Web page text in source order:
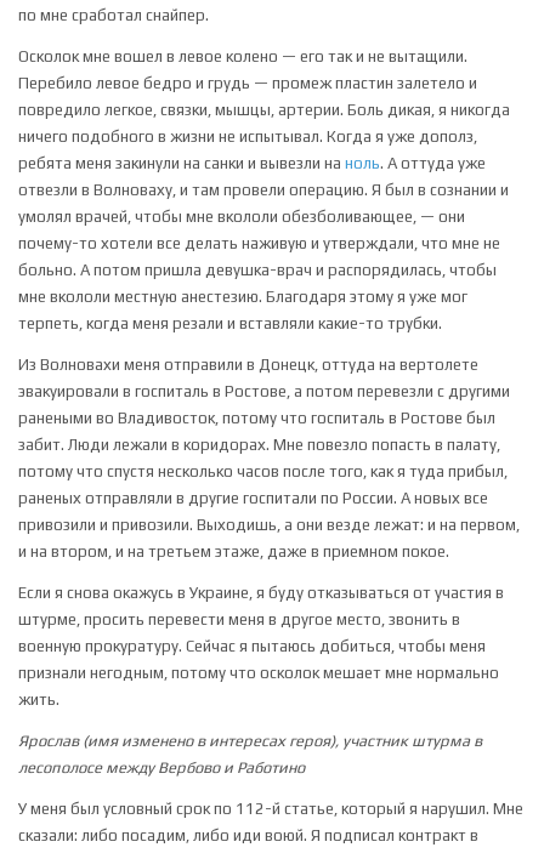
по мне сработал снайпер.
Осколок мне вошел в левое колено — его так и не вытащили.
Перебило левое бедро и грудь — промеж пластин залетело и
повредило легкое, связки, мышцы, артерии. Боль дикая, я никогда
ничего подобного в жизни не испытывал. Когда я уже дополз,
ребята меня закинули на санки и вывезли на ноль. А оттуда уже
отвезли в Волноваху, и там провели операцию. Я был в сознании и
умолял врачей, чтобы мне вкололи обезболивающее, — они
почему-то хотели все делать наживую и утверждали, что мне не
больно. А потом пришла девушка-врач и распорядилась, чтобы
мне вкололи местную анестезию. Благодаря этому я уже мог
терпеть, когда меня резали и вставляли какие-то трубки.
Из Волновахи меня отправили в Донецк, оттуда на вертолете
эвакуировали в госпиталь в Ростове, а потом перевезли с другими
ранеными во Владивосток, потому что госпиталь в Ростове был
забит. Люди лежали в коридорах. Мне повезло попасть в палату,
потому что спустя несколько часов после того, как я туда прибыл,
раненых отправляли в другие госпитали по России. А новых все
привозили и привозили. Выходишь, а они везде лежат: и на первом,
и на втором, и на третьем этаже, даже в приемном покое.
Если я снова окажусь в Украине, я буду отказываться от участия в
штурме, просить перевести меня в другое место, звонить в
военную прокуратуру. Сейчас я пытаюсь добиться, чтобы меня
признали негодным, потому что осколок мешает мне нормально
жить.
Ярослав (имя изменено в интересах героя), участник штурма в
лесополосе между Вербово и Работино
У меня был условный срок по 112-й статье, который я нарушил. Мне
сказали: либо посадим, либо иди воюй. Я подписал контракт в